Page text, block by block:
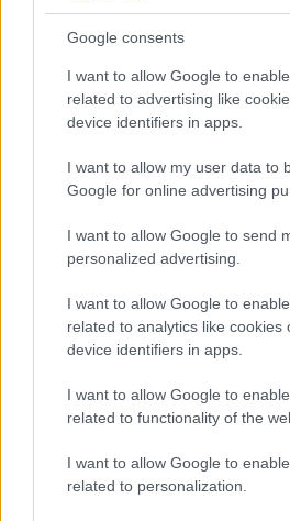
Google consents
I want to allow Google to
related to advertising like
device identifiers in apps.
I want to allow my user data to
Google for online advertising
I want to allow Google to send
personalized advertising.
I want to allow Google to
related to analytics like cookies
device identifiers in apps.
I want to allow Google to
related to functionality of the
I want to allow Google to
related to personalization.
L’inquietante tesi
per le restrizioni
Un passaggio del soliloquio
Max Del Papa